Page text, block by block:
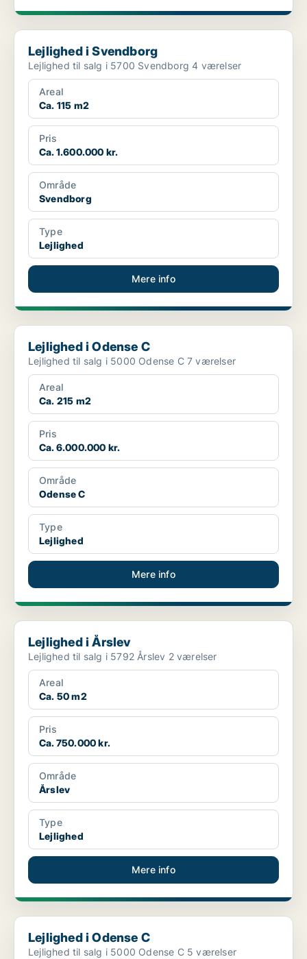
Lejlighed i Svendborg
Lejlighed i Svendborg
Lejlighed til salg i 5700 Svendborg 4 værelser
Areal
Ca. 115 m2
Pris
Ca. 1.600.000 kr.
Område
Svendborg
Type
Lejlighed
Mere info
Lejlighed i Odense C
Lejlighed i Odense C
Lejlighed til salg i 5000 Odense C 7 værelser
Areal
Ca. 215 m2
Pris
Ca. 6.000.000 kr.
Område
Odense C
Type
Lejlighed
Mere info
Lejlighed i Årslev
Lejlighed i Årslev
Lejlighed til salg i 5792 Årslev 2 værelser
Areal
Ca. 50 m2
Pris
Ca. 750.000 kr.
Område
Årslev
Type
Lejlighed
Mere info
Lejlighed i Odense C
Lejlighed i Odense C
Lejlighed til salg i 5000 Odense C 5 værelser